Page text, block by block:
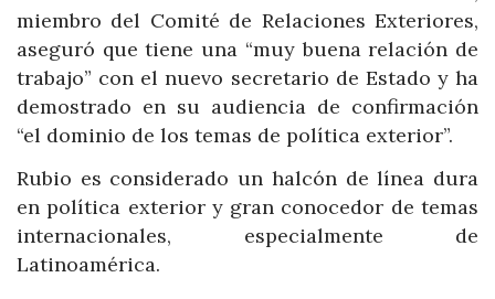
miembro del Comité de Relaciones Exteriores,
aseguró que tiene una “muy buena relación de
trabajo” con el nuevo secretario de Estado y ha
demostrado en su audiencia de confirmación
“el dominio de los temas de política exterior”.
Rubio es considerado un halcón de línea dura
en política exterior y gran conocedor de temas
internacionales, especialmente de
Latinoamérica.